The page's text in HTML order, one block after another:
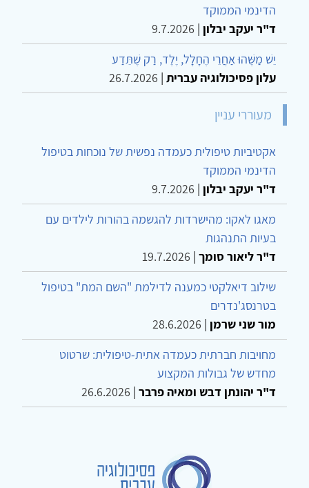
הדינמי הממוקד
ד"ר יעקב יבלון |
9.7.2026
יֵשׁ מַשֶּׁהוּ אַחֲרֵי הֶחָלָל, יֶלֶד, רַק שֶׁתֵּדַע
עלון פסיכולוגיה עברית |
26.7.2026
מעוררי עניין
אקטיביות טיפולית כעמדה נפשית של נוכחות בטיפול
הדינמי הממוקד
ד"ר יעקב יבלון |
9.7.2026
מאגו לאקו: מהישרדות להגשמה בהורות לילדים עם
בעיות התנהגות
ד"ר ליאור סומך |
19.7.2026
שילוב דיאלקטי כמענה לדילמת "השם המת" בטיפול
בטרנסג'נדרים
מור שני שרמן |
28.6.2026
מחויבות חברתית כעמדה אתית-טיפולית: שרטוט
מחדש של גבולות המקצוע
ד"ר יהונתן דבש ומאיה פרבר |
26.6.2026